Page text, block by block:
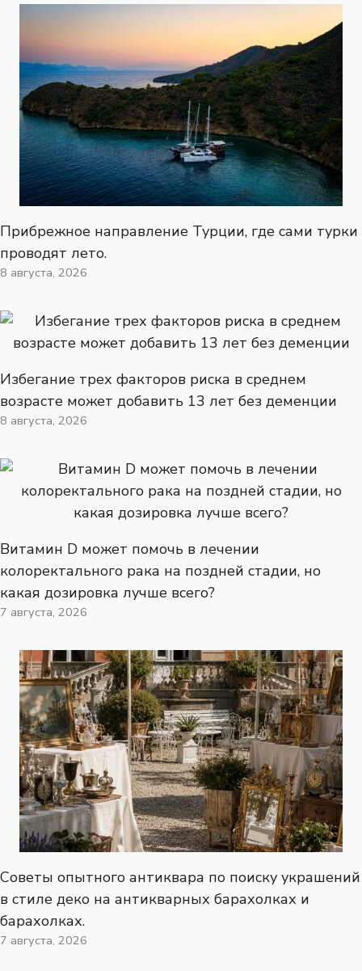
Прибрежное направление Турции, где сами турки
проводят лето.
8 августа, 2026
Избегание трех факторов риска в среднем
возрасте может добавить 13 лет без деменции
8 августа, 2026
Витамин D может помочь в лечении
колоректального рака на поздней стадии, но
какая дозировка лучше всего?
7 августа, 2026
Советы опытного антиквара по поиску украшений
в стиле деко на антикварных барахолках и
барахолках.
7 августа, 2026